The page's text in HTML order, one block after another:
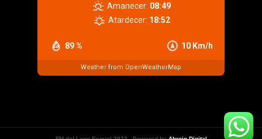
89 % 10 Km/h
Amanecer: 08:49
Atardecer: 18:52
Weather from OpenWeatherMap